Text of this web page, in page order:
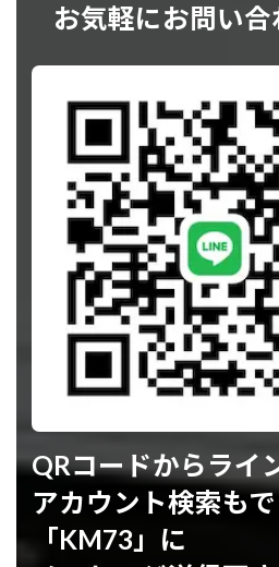
お気軽にお問い
QRコードからライ
アカウント検索も
「KM73」に